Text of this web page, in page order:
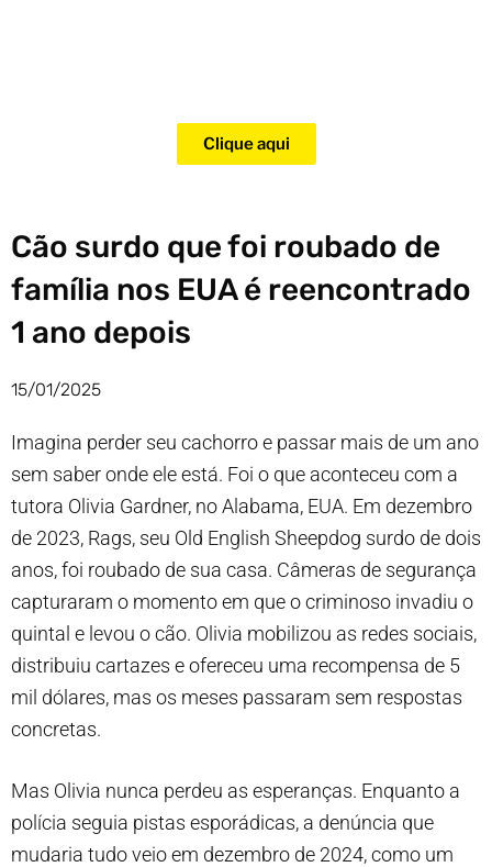
Clique aqui
Cão surdo que foi roubado de
família nos EUA é reencontrado
1 ano depois
15/01/2025
Imagina perder seu cachorro e passar mais de um ano
sem saber onde ele está. Foi o que aconteceu com a
tutora Olivia Gardner, no Alabama, EUA. Em dezembro
de 2023, Rags, seu Old English Sheepdog surdo de dois
anos, foi roubado de sua casa. Câmeras de segurança
capturaram o momento em que o criminoso invadiu o
quintal e levou o cão. Olivia mobilizou as redes sociais,
distribuiu cartazes e ofereceu uma recompensa de 5
mil dólares, mas os meses passaram sem respostas
concretas.
Mas Olivia nunca perdeu as esperanças. Enquanto a
polícia seguia pistas esporádicas, a denúncia que
mudaria tudo veio em dezembro de 2024, como um